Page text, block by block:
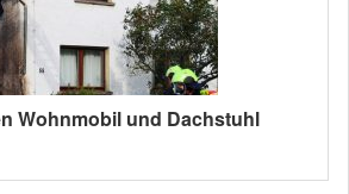
Wohnmobil und Dachstuhl